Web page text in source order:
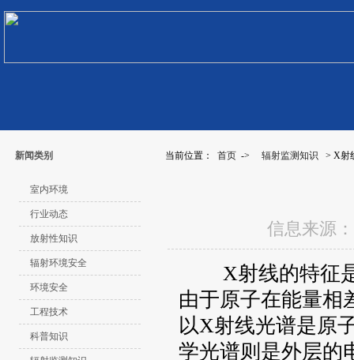
新闻类别 当前位置： 首页 -> 辐射监测知识 > X射
室内环境
行业动态
放射性知识
辐射环境安全
环境安全
工程技术
科普知识
信息来源：
X射线的特征是
由于原子在能量相
以X射线光谱是原
学光谱则是外层的